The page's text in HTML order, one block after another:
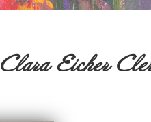
Clara Eicher